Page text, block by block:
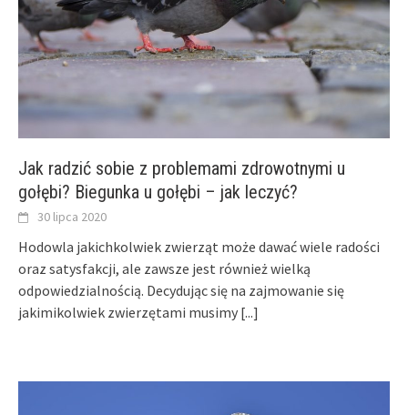
Jak radzić sobie z problemami zdrowotnymi u
gołębi? Biegunka u gołębi – jak leczyć?
30 lipca 2020
Hodowla jakichkolwiek zwierząt może dawać wiele radości
oraz satysfakcji, ale zawsze jest również wielką
odpowiedzialnością. Decydując się na zajmowanie się
jakimikolwiek zwierzętami musimy [...]